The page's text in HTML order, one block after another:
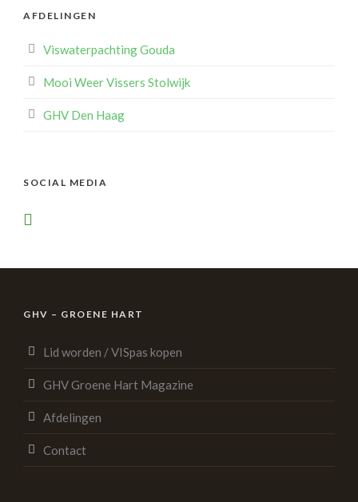
AFDELINGEN
Viswaterpachting Gouda
Mooi Weer Vissers Stolwijk
GHV Den Haag
SOCIAL MEDIA
GHV – GROENE HART
Lid worden / VISpas kopen
GHV Groene Hart Magazine
Afdelingen
Contact